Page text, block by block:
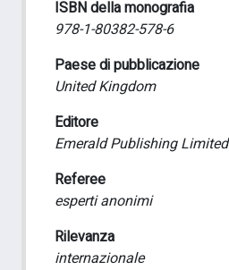
ISBN della monografia
978-1-80382-578-6
Paese di pubblicazione
United Kingdom
Editore
Emerald Publishing Limited
Referee
esperti anonimi
Rilevanza
internazionale